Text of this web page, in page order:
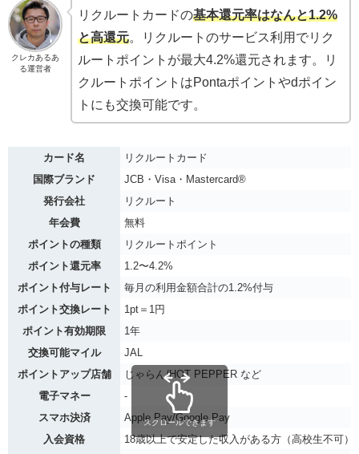
クレカあるあ
る運営者
リクルートカードの基本還元率はなんと1.2%
と高還元。リクルートのサービス利用でリク
ルートポイントが最大4.2%還元されます。リ
クルートポイントはPontaポイントやdポイン
トにも交換可能です。
カード名
リクルートカード
国際ブランド
JCB・Visa・Mastercard®︎
発行会社
リクルート
年会費
無料
ポイントの種類
リクルートポイント
ポイント還元率
1.2〜4.2%
ポイント付与レート
毎月の利用金額合計の1.2%付与
ポイント交換レート
1pt＝1円
ポイント有効期限
1年
交換可能マイル
JAL
ポイントアップ店舗
じゃらん/HOT PEPPER など
電子マネー
-
スマホ決済
Apple Pay/Google Pay
入会資格
18歳以上で安定した収入がある方（高校生不可）
スクロールできます